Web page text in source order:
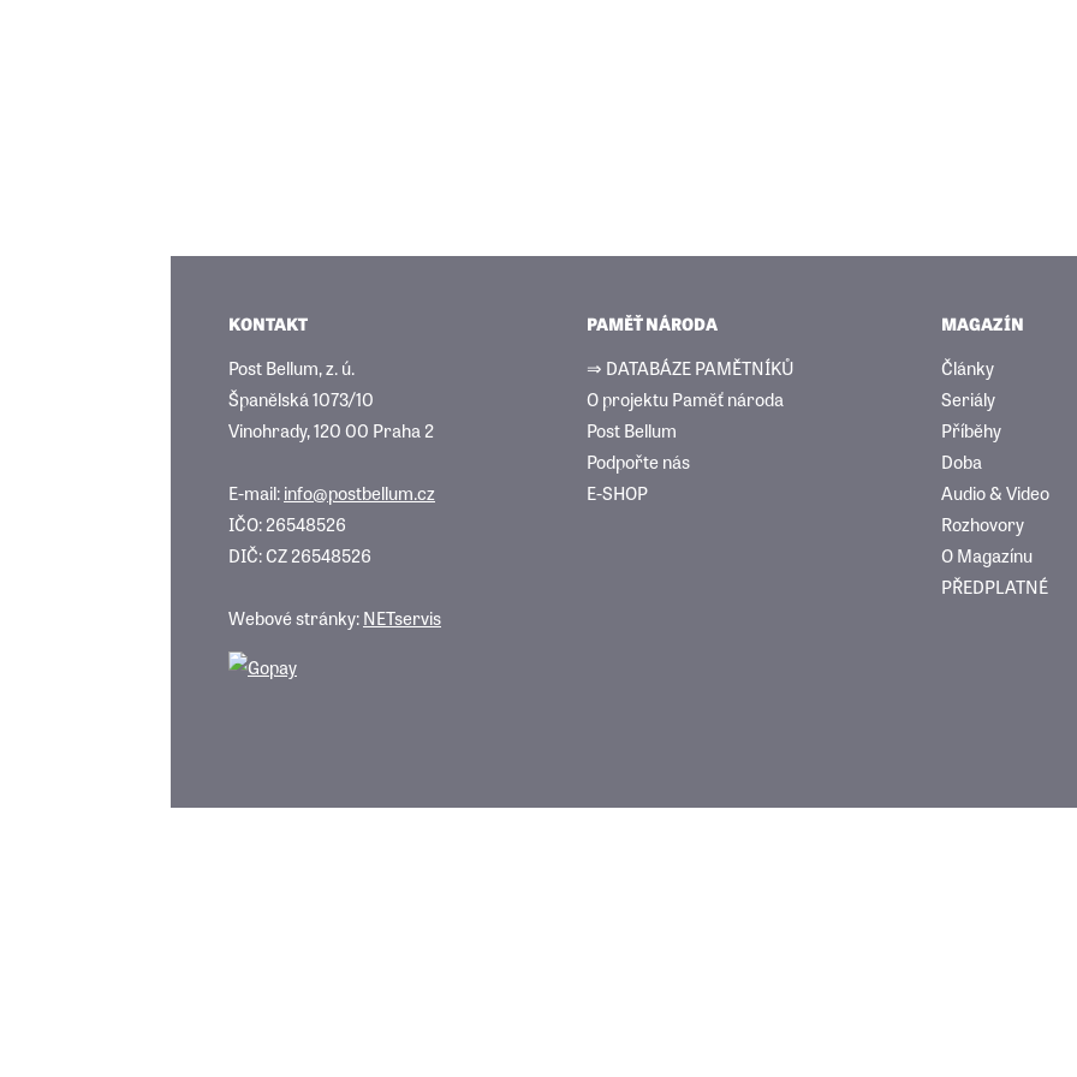
KONTAKT
Post Bellum, z. ú.
Španělská 1073/10
Vinohrady, 120 00 Praha 2
E-mail:info@postbellum.cz
IČO: 26548526
DIČ: CZ 26548526
Webové stránky:NETservis
PAMĚŤ NÁRODA
⇒ DATABÁZE PAMĚTNÍKŮ
O projektu Paměť národa
Post Bellum
Podpořte nás
E-SHOP
MAGAZÍN
Články
Seriály
Příběhy
Doba
Audio & Video
Rozhovory
O Magazínu
PŘEDPLATNÉ